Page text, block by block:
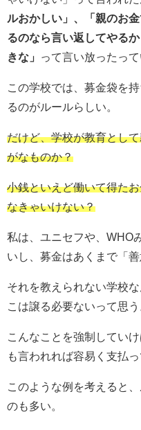
ルおかしい」、「親のお
るのなら言い返してやる
きな」
って言い放ったっ
この学校では、募金袋を
るのがルールらしい。
だけど、学校が教育とし
がなものか？
小銭といえど働いて得た
なきゃいけない？
私は、ユニセフや、WHO
いし、募金はあくまで「
それを教えられない学校
こは譲る必要ないって思う
こんなことを強制してい
も言われれば容易く支払
このような例を考えると
のも多い。